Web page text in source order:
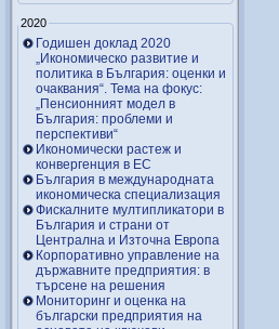
2020
Годишен доклад 2020
„Икономическо развитие и
политика в България: оценки и
очаквания“. Тема на фокус:
„Пенсионният модел в
България: проблеми и
перспективи“
Икономически растеж и
конвергенция в ЕС
България в международната
икономическа специализация
Фискалните мултипликатори в
България и страни от
Централна и Източна Европа
Корпоративно управление на
държавните предприятия: в
търсене на решения
Мониторинг и оценка на
български предприятия на